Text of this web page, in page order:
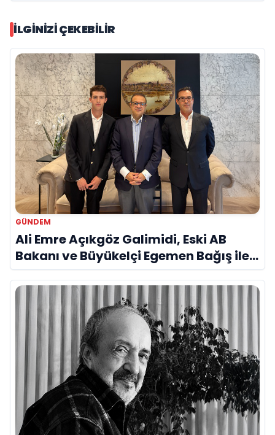
İLGINIZI ÇEKEBILIR
GÜNDEM
Ali Emre Açıkgöz Galimidi, Eski AB
Bakanı ve Büyükelçi Egemen Bağış ile
Bir Araya Geldi